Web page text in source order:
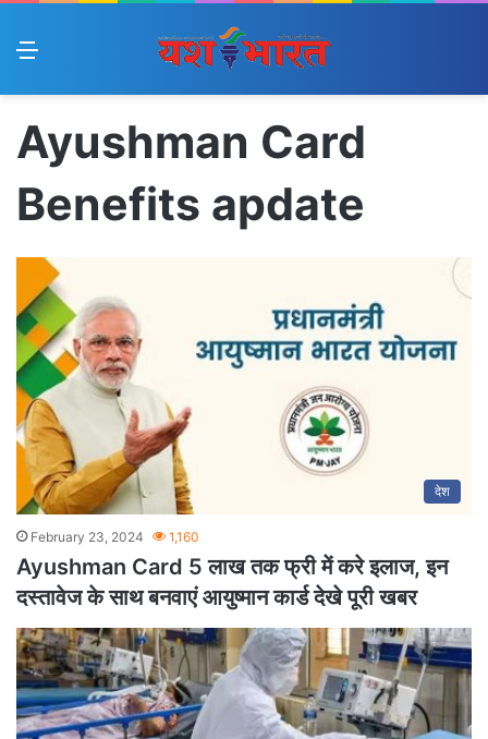
Menu
Ayushman Card
Benefits apdate
देश
February 23, 2024 1,160
Ayushman Card 5 लाख तक फ्री में करे इलाज, इन
दस्तावेज के साथ बनवाएं आयुष्मान कार्ड देखे पूरी खबर